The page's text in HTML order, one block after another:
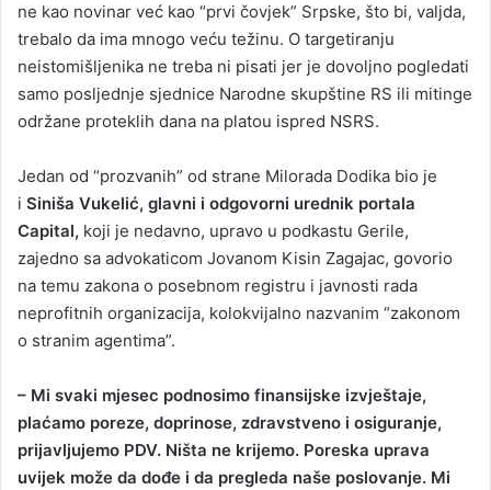
ne kao novinar već kao “prvi čovjek” Srpske, što bi, valjda,
trebalo da ima mnogo veću težinu. O targetiranju
neistomišljenika ne treba ni pisati jer je dovoljno pogledati
samo posljednje sjednice Narodne skupštine RS ili mitinge
održane proteklih dana na platou ispred NSRS.
Jedan od “prozvanih” od strane Milorada Dodika bio je
i Siniša Vukelić, glavni i odgovorni urednik portala
Capital, koji je nedavno, upravo u podkastu Gerile,
zajedno sa advokaticom Jovanom Kisin Zagajac, govorio
na temu zakona o posebnom registru i javnosti rada
neprofitnih organizacija, kolokvijalno nazvanim “zakonom
o stranim agentima”.
– Mi svaki mjesec podnosimo finansijske izvještaje,
plaćamo poreze, doprinose, zdravstveno i osiguranje,
prijavljujemo PDV. Ništa ne krijemo. Poreska uprava
uvijek može da dođe i da pregleda naše poslovanje. Mi